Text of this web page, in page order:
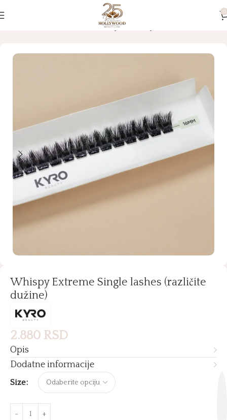
0
OBRVE I TREPAVICE Kyro Beauty
Whispy Extreme Single lashes (različite
dužine)
2.880 RSD
Opis
Dodatne informacije
Size